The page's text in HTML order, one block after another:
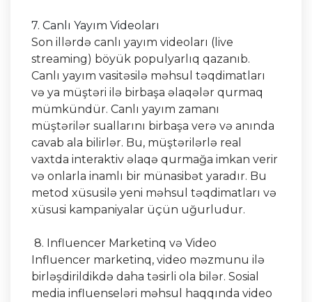
7. Canlı Yayım Videoları
Son illərdə canlı yayım videoları (live
streaming) böyük populyarlıq qazanıb.
Canlı yayım vasitəsilə məhsul təqdimatları
və ya müştəri ilə birbaşa əlaqələr qurmaq
mümkündür. Canlı yayım zamanı
müştərilər suallarını birbaşa verə və anında
cavab ala bilirlər. Bu, müştərilərlə real
vaxtda interaktiv əlaqə qurmağa imkan verir
və onlarla inamlı bir münasibət yaradır. Bu
metod xüsusilə yeni məhsul təqdimatları və
xüsusi kampaniyalar üçün uğurludur.
8. Influencer Marketinq və Video
Influencer marketinq, video məzmunu ilə
birləşdirildikdə daha təsirli ola bilər. Sosial
media influenseləri məhsul haqqında video